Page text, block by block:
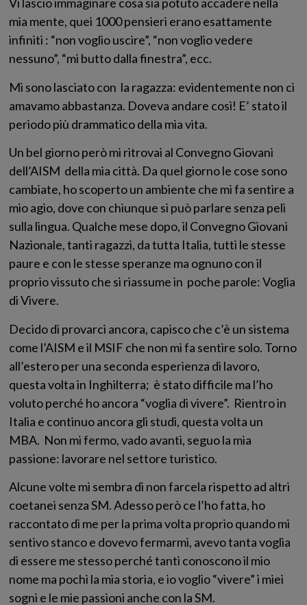
Vi lascio immaginare cosa sia potuto accadere nella
mia mente, quei 1000 pensieri erano esattamente
infiniti : “non voglio uscire”, “non voglio vedere
nessuno”, “mi butto dalla finestra”, ecc.
Mi sono lasciato con la ragazza: evidentemente non ci
amavamo abbastanza. Doveva andare così! E’ stato il
periodo più drammatico della mia vita.
Un bel giorno però mi ritrovai al Convegno Giovani
dell’AISM della mia città. Da quel giorno le cose sono
cambiate, ho scoperto un ambiente che mi fa sentire a
mio agio, dove con chiunque si può parlare senza peli
sulla lingua. Qualche mese dopo, il Convegno Giovani
Nazionale, tanti ragazzi, da tutta Italia, tutti le stesse
paure e con le stesse speranze ma ognuno con il
proprio vissuto che si riassume in poche parole: Voglia
di Vivere.
Decido di provarci ancora, capisco che c’è un sistema
come l’AISM e il MSIF che non mi fa sentire solo. Torno
all’estero per una seconda esperienza di lavoro,
questa volta in Inghilterra; è stato difficile ma l’ho
voluto perché ho ancora “voglia di vivere”. Rientro in
Italia e continuo ancora gli studi, questa volta un
MBA. Non mi fermo, vado avanti, seguo la mia
passione: lavorare nel settore turistico.
Alcune volte mi sembra di non farcela rispetto ad altri
coetanei senza SM. Adesso però ce l’ho fatta, ho
raccontato di me per la prima volta proprio quando mi
sentivo stanco e dovevo fermarmi, avevo tanta voglia
di essere me stesso perché tanti conoscono il mio
nome ma pochi la mia storia, e io voglio “vivere” i miei
sogni e le mie passioni anche con la SM.